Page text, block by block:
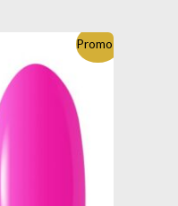
Promo !